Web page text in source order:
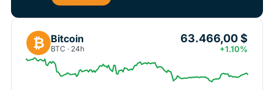
₿ Bitcoin
BTC · 24h
63.466,00 $
+1.10%